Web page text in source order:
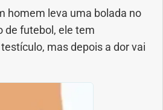
homem leva uma bolada no
de futebol, ele tem
mas depois a dor vai